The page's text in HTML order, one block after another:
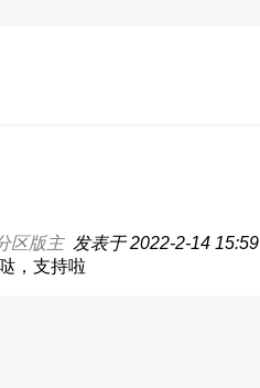
区版主 发表于 2022-2-14 15:59
，支持啦